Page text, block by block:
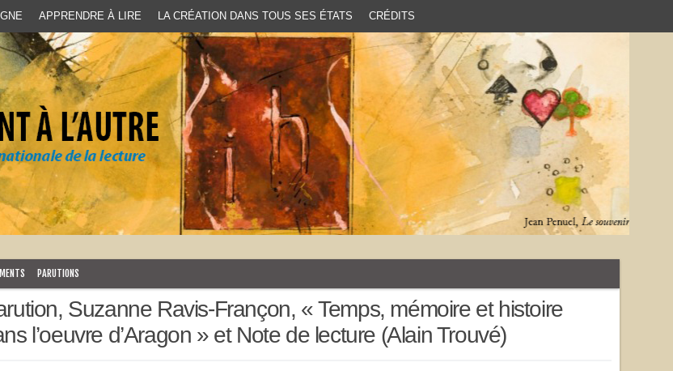
APPRENDRE À LIRE LA CRÉATION DANS TOUS SES ÉTATS CRÉDITS
PARUTIONS
Suzanne Ravis-Françon, « Temps, mémoire et histoire
l’oeuvre d’Aragon » et Note de lecture (Alain Trouvé)